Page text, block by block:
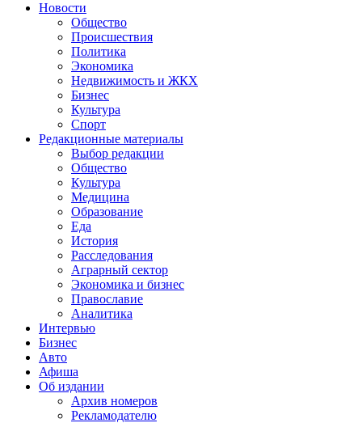
Новости
Общество
Происшествия
Политика
Экономика
Недвижимость и ЖКХ
Бизнес
Культура
Спорт
Редакционные материалы
Выбор редакции
Общество
Культура
Медицина
Образование
Еда
История
Расследования
Аграрный сектор
Экономика и бизнес
Православие
Аналитика
Интервью
Бизнес
Авто
Афиша
Об издании
Архив номеров
Рекламодателю